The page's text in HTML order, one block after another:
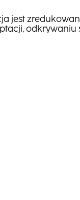
jest
odkrywaniu